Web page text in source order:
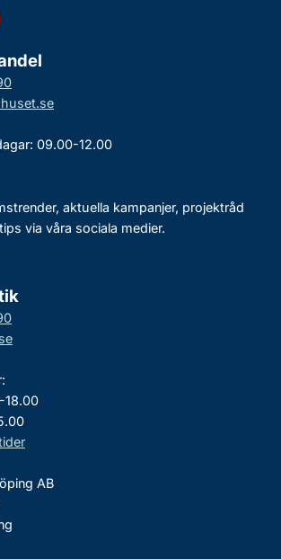
09.00-12.00
aktuella kampanjer, projektråd
via våra sociala medier.
18.00
AB